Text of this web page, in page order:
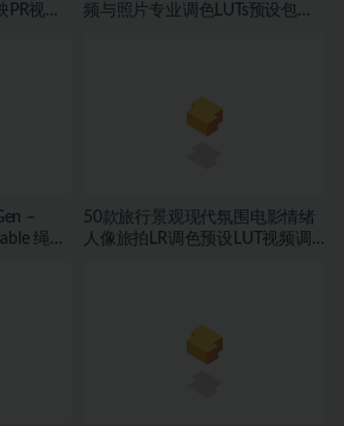
视频
频与照片专业调色LUTs预设包素
–
绳索
50款旅行景观现代氛围电影情绪
人像旅拍LR调色预设LUT视频调